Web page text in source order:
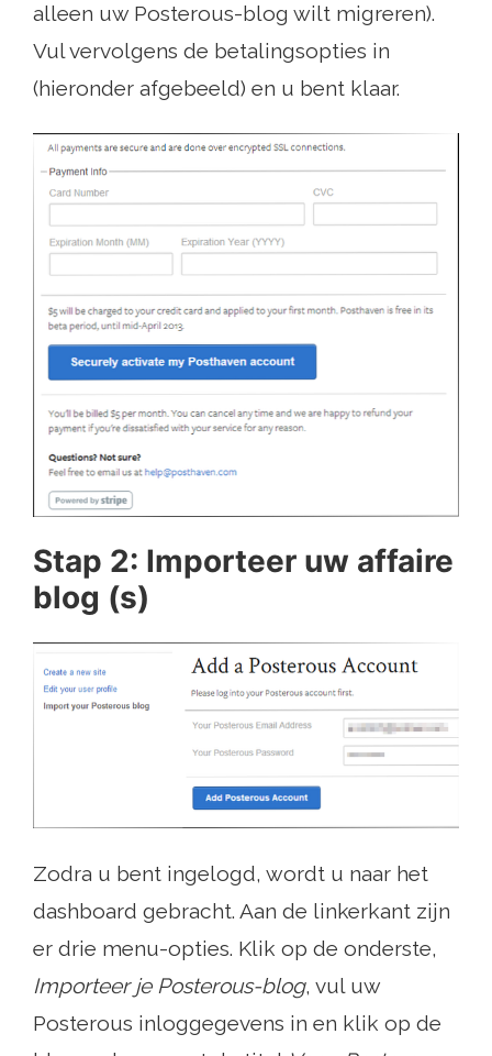
alleen uw Posterous-blog wilt migreren).
Vul vervolgens de betalingsopties in
(hieronder afgebeeld) en u bent klaar.
Stap 2: Importeer uw affaire
blog (s)
Zodra u bent ingelogd, wordt u naar het
dashboard gebracht. Aan de linkerkant zijn
er drie menu-opties. Klik op de onderste,
Importeer je Posterous-blog, vul uw
Posterous inloggegevens in en klik op de